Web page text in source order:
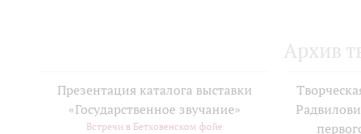
Архив
Презентация каталога выставки
«Государственное звучание»
Встречи в Бетховенском фойе